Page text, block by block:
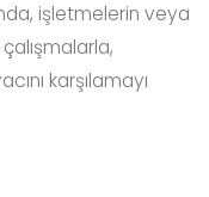
işletmelerin veya
karşılamayı